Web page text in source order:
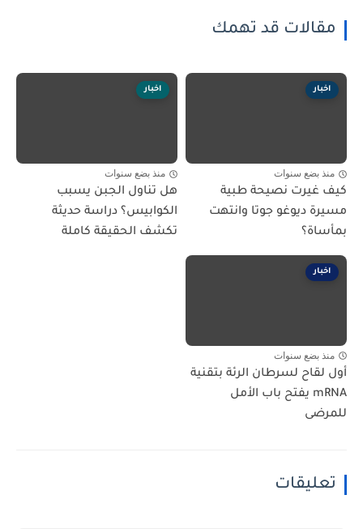
مقالات قد تهمك
اخبار
منذ بضع سنوات
كيف غيرت نصيحة طبية
مسيرة ديوغو جوتا وانتهت
بمأساة؟
اخبار
منذ بضع سنوات
هل تناول الجبن يسبب
الكوابيس؟ دراسة حديثة
تكشف الحقيقة كاملة
اخبار
منذ بضع سنوات
أول لقاح لسرطان الرئة بتقنية
mRNA يفتح باب الأمل
للمرضى
تعليقات